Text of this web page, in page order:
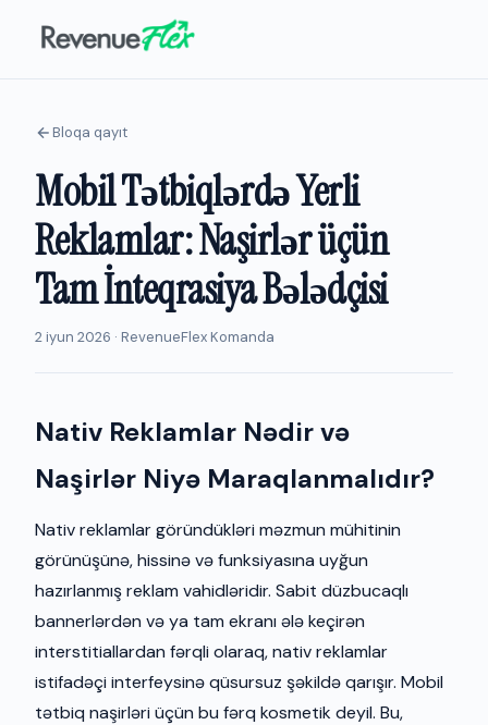
Bloqa qayıt
Mobil Tətbiqlərdə Yerli
Reklamlar: Naşirlər üçün
Tam İnteqrasiya Bələdçisi
2 iyun 2026 · RevenueFlex Komanda
Nativ Reklamlar Nədir və
Naşirlər Niyə Maraqlanmalıdır?
Nativ reklamlar göründükləri məzmun mühitinin
görünüşünə, hissinə və funksiyasına uyğun
hazırlanmış reklam vahidləridir. Sabit düzbucaqlı
bannerlərdən və ya tam ekranı ələ keçirən
interstitiallardan fərqli olaraq, nativ reklamlar
istifadəçi interfeysinə qüsursuz şəkildə qarışır. Mobil
tətbiq naşirləri üçün bu fərq kosmetik deyil. Bu,